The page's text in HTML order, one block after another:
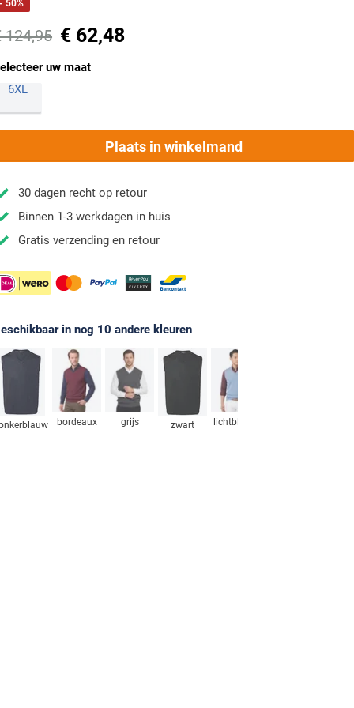
- 50%
124,95 € 62,48
uw maat
6XL
Plaats in winkelmand
30 dagen recht op retour
Binnen 1-3 werkdagen in huis
Gratis verzending en retour
in nog 10 andere kleuren
bordeaux grijs zwart lichtblauw